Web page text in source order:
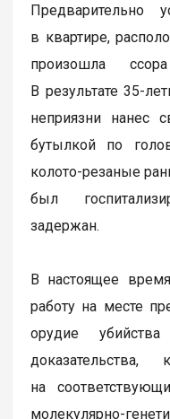
Предварительно
в квартире,
произошла
В результате 35-
неприязни нанес
бутылкой по
колото-резаные
был
задержан.
В настоящее
работу на месте
орудие
на
молекулярно-